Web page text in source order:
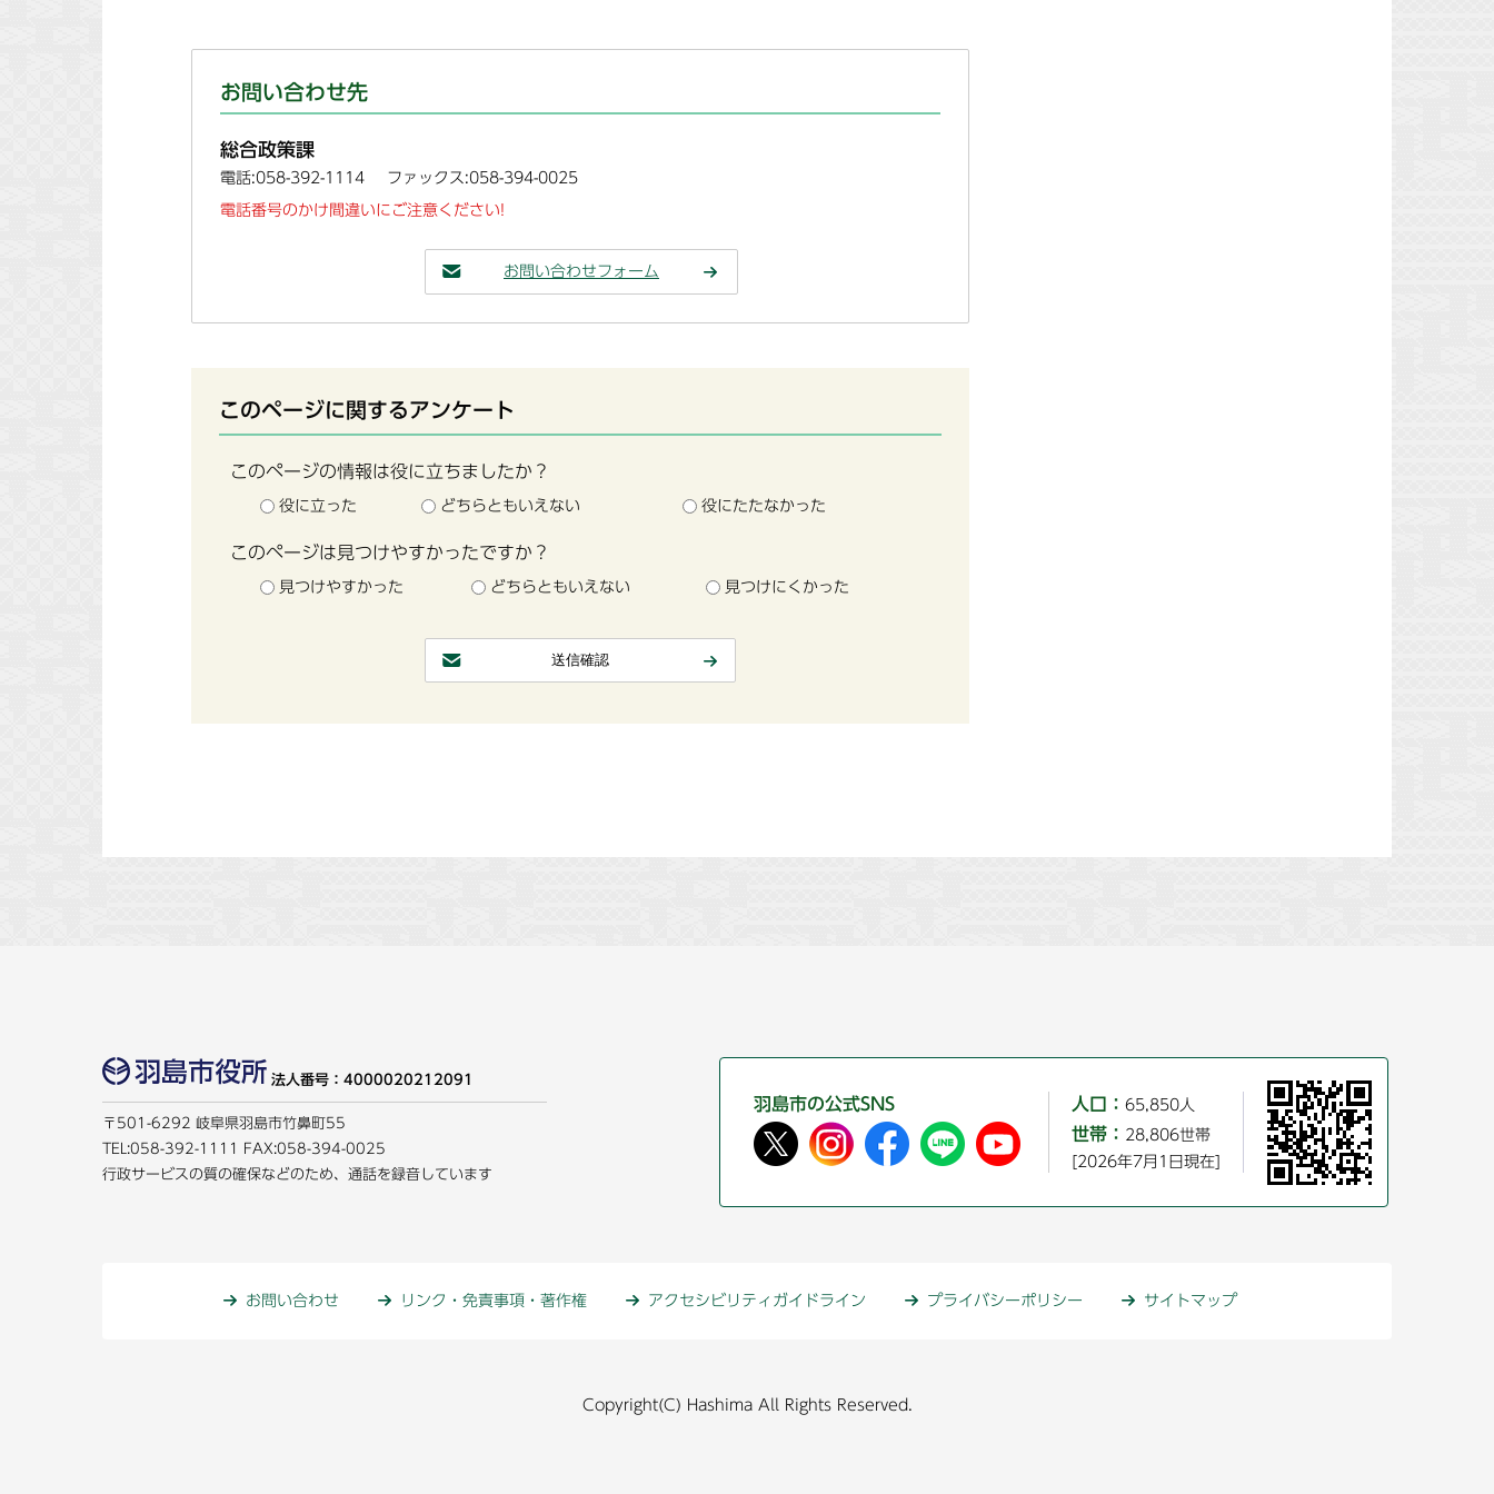
お問い合わせ先
総合政策課
電話:058-392-1114 ファックス:058-394-0025
電話番号のかけ間違いにご注意ください!
お問い合わせフォーム
このページに関するアンケート
このページの情報は役に立ちましたか？
役に立った どちらともいえない 役にたたなかった
このページは見つけやすかったですか？
見つけやすかった どちらともいえない 見つけにくかった
法人番号：4000020212091
〒501-6292 岐阜県羽島市竹鼻町55
TEL:058-392-1111
FAX:058-394-0025
行政サービスの質の確保などのため、通話を録音しています
羽島市の公式SNS 人口： 65,850人
世帯： 28,806世帯
[2026年7月1日現在]
お問い合わせ リンク・免責事項・著作権 アクセシビリティガイドライン プライバシーポリシー サイトマップ
Copyright(C) Hashima All Rights Reserved.